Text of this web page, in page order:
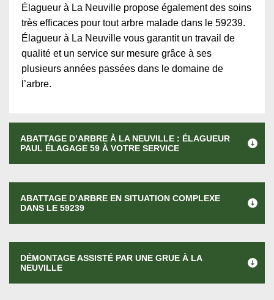
Élagueur à La Neuville propose également des soins
très efficaces pour tout arbre malade dans le 59239.
Élagueur à La Neuville vous garantit un travail de
qualité et un service sur mesure grâce à ses
plusieurs années passées dans le domaine de
l’arbre.
ABATTAGE D’ARBRE À LA NEUVILLE : ÉLAGUEUR
PAUL ÉLAGAGE 59 À VOTRE SERVICE
ABATTAGE D’ARBRE EN SITUATION COMPLEXE
DANS LE 59239
DÉMONTAGE ASSISTÉ PAR UNE GRUE À LA
NEUVILLE